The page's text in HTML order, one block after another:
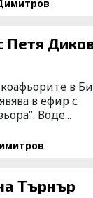
в
в ефир с
Воде...
Търнър